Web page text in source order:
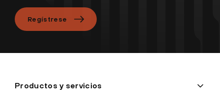
Regístrese
Productos y servicios